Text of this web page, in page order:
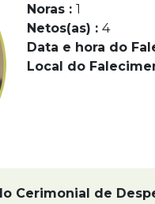
Noras : 1
Netos(as) : 4
Data e hora do
Local do
Cerimonial de